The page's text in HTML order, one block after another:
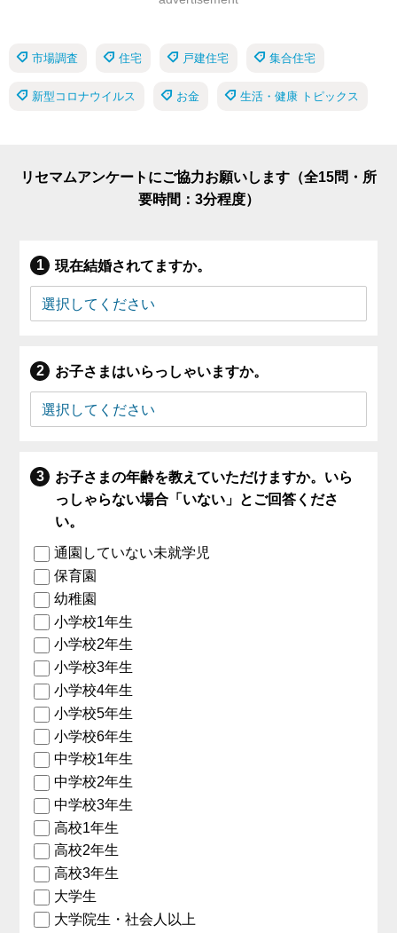
市場調査 住宅 戸建住宅 集合住宅
新型コロナウイルス お金 生活・健康 トピックス
リセマムアンケートにご協力お願いします（全15問・所
要時間：3分程度）
現在結婚されてますか。
お子さまはいらっしゃいますか。
お子さまの年齢を教えていただけますか。いら
っしゃらない場合「いない」とご回答くださ
い。
通園していない未就学児
保育園
幼稚園
小学校1年生
小学校2年生
小学校3年生
小学校4年生
小学校5年生
小学校6年生
中学校1年生
中学校2年生
中学校3年生
高校1年生
高校2年生
高校3年生
大学生
大学院生・社会人以上